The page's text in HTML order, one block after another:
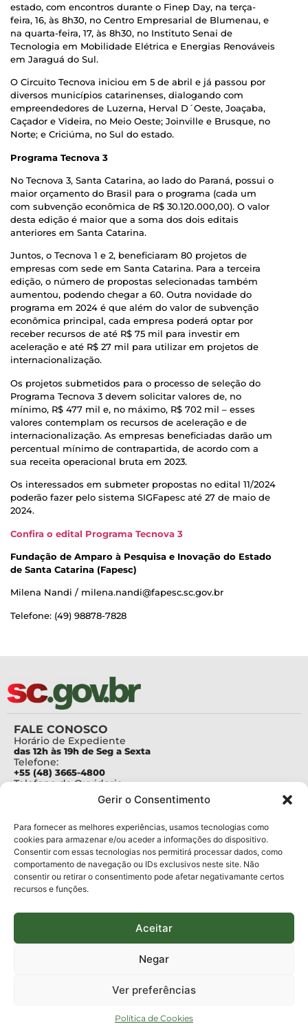
Gerir o Consentimento
Para fornecer as melhores experiências, usamos tecnologias como
cookies para armazenar e/ou aceder a informações do dispositivo.
Consentir com essas tecnologias nos permitirá processar dados, como
comportamento de navegação ou IDs exclusivos neste site. Não
consentir ou retirar o consentimento pode afetar negativamante certos
recursos e funções.
Aceitar
Negar
Ver preferências
Política de Cookies
estado, com encontros durante o Finep Day, na terça-
feira, 16, às 8h30, no Centro Empresarial de Blumenau, e
na quarta-feira, 17, às 8h30, no Instituto Senai de
Tecnologia em Mobilidade Elétrica e Energias Renováveis
em Jaraguá do Sul.
O Circuito Tecnova iniciou em 5 de abril e já passou por
diversos municípios catarinenses, dialogando com
empreendedores de Luzerna, Herval D´Oeste, Joaçaba,
Caçador e Videira, no Meio Oeste; Joinville e Brusque, no
Norte; e Criciúma, no Sul do estado.
Programa Tecnova 3
No Tecnova 3, Santa Catarina, ao lado do Paraná, possui o
maior orçamento do Brasil para o programa (cada um
com subvenção econômica de R$ 30.120.000,00). O valor
desta edição é maior que a soma dos dois editais
anteriores em Santa Catarina.
Juntos, o Tecnova 1 e 2, beneficiaram 80 projetos de
empresas com sede em Santa Catarina. Para a terceira
edição, o número de propostas selecionadas também
aumentou, podendo chegar a 60. Outra novidade do
programa em 2024 é que além do valor de subvenção
econômica principal, cada empresa poderá optar por
receber recursos de até R$ 75 mil para investir em
aceleração e até R$ 27 mil para utilizar em projetos de
internacionalização.
Os projetos submetidos para o processo de seleção do
Programa Tecnova 3 devem solicitar valores de, no
mínimo, R$ 477 mil e, no máximo, R$ 702 mil – esses
valores contemplam os recursos de aceleração e de
internacionalização. As empresas beneficiadas darão um
percentual mínimo de contrapartida, de acordo com a
sua receita operacional bruta em 2023.
Os interessados em submeter propostas no edital 11/2024
poderão fazer pelo sistema SIGFapesc até 27 de maio de
2024.
Confira o edital Programa Tecnova 3
Fundação de Amparo à Pesquisa e Inovação do Estado
de Santa Catarina (Fapesc)
Milena Nandi / milena.nandi@fapesc.sc.gov.br
Telefone: (49) 98878-7828
FALE CONOSCO
Horário de Expediente
das 12h às 19h de Seg a Sexta
Telefone:
+55 (48) 3665-4800
Telefone da Ouvidoria
Para assuntos relacionados à Pesquisa
pesquisa@fapesc.sc.gov.br
Para assuntos relacionados à Inovação
inovacao@fapesc.sc.gov.br
Para assuntos relacionados à Bolsas
bolsas@fapesc.sc.gov.br
Para assuntos relacionados à Prestação de Contas
Para assuntos relacionados à Plataforma
plataforma@fapesc.sc.gov.br
Jair Artur da Silva dpo@fapesc.sc.gov.br 3665-4831
km 01, Módulo 12A, Edifício Fapesc / Celta, 5° andar